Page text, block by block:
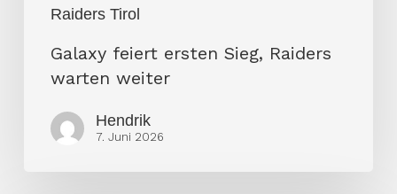
Raiders Tirol
Galaxy feiert ersten Sieg, Raiders
warten weiter
Hendrik
7. Juni 2026